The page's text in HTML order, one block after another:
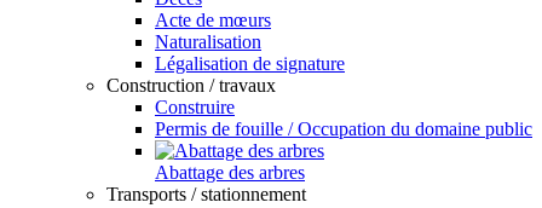
Acte de mœurs
Naturalisation
Légalisation de signature
Construction / travaux
Construire
Permis de fouille / Occupation du domaine public
Abattage des arbres
Transports / stationnement